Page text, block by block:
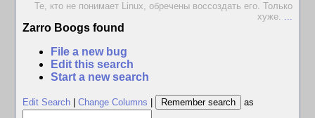
Те, кто не понимает Linux, обречены воссоздать его. Только
хуже. ...
Zarro Boogs found
File a new bug
Edit this search
Start a new search
Edit Search Change Columns as